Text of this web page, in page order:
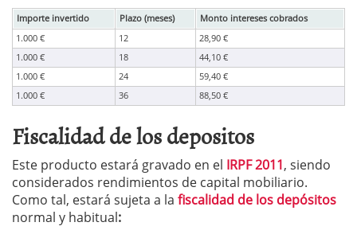
Importe invertido Plazo (meses)
Monto intereses cobrados
1.000 €
12
28,90 €
1.000 €
18
44,10 €
1.000 €
24
59,40 €
1.000 €
36 88,50 €
Fiscalidad de los depositos
Este producto estará gravado en el IRPF 2011, siendo
considerados rendimientos de capital mobiliario.
Como tal, estará sujeta a la fiscalidad de los depósitos
normal y habitual: